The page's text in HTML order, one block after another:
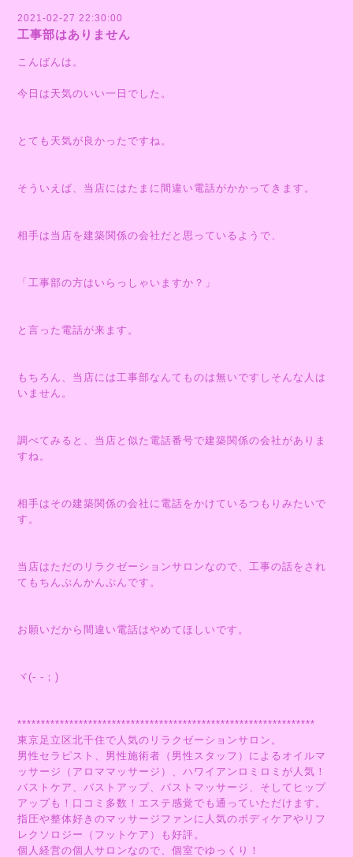
2021-02-27 22:30:00
工事部はありません
こんばんは。
今日は天気のいい一日でした。
とても天気が良かったですね。
そういえば、当店にはたまに間違い電話がかかってきます。
相手は当店を建築関係の会社だと思っているようで、
「工事部の方はいらっしゃいますか？」
と言った電話が来ます。
もちろん、当店には工事部なんてものは無いですしそんな人は
いません。
調べてみると、当店と似た電話番号で建築関係の会社がありま
すね。
相手はその建築関係の会社に電話をかけているつもりみたいで
す。
当店はただのリラクゼーションサロンなので、工事の話をされ
てもちんぷんかんぷんです。
お願いだから間違い電話はやめてほしいです。
ヾ(- -；)
***************************************************************
東京足立区北千住で人気のリラクゼーションサロン。
男性セラピスト、男性施術者（男性スタッフ）によるオイルマ
ッサージ（アロママッサージ）、ハワイアンロミロミが人気！
バストケア、バストアップ、バストマッサージ、そしてヒップ
アップも！口コミ多数！エステ感覚でも通っていただけます。
指圧や整体好きのマッサージファンに人気のボディケアやリフ
レクソロジー（フットケア）も好評。
個人経営の個人サロンなので、個室でゆっくり！